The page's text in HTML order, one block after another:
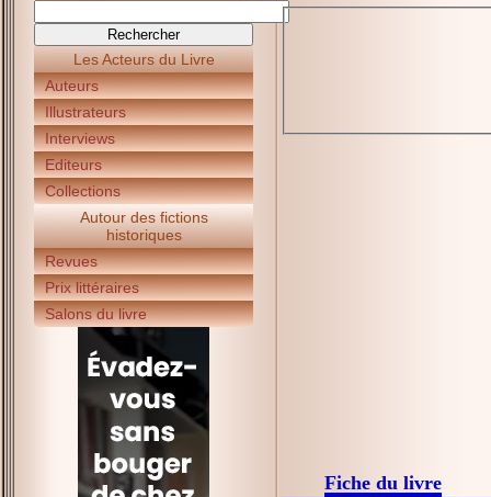
Les Acteurs du Livre
Auteurs
Illustrateurs
Interviews
Editeurs
Collections
Autour des fictions
historiques
Revues
Prix littéraires
Salons du livre
Fiche du livre